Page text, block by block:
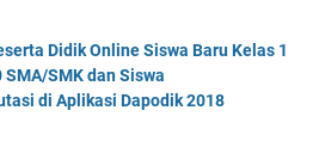
Didik Online Siswa Baru Kelas 1
SMA/SMK dan Siswa
di Aplikasi Dapodik 2018